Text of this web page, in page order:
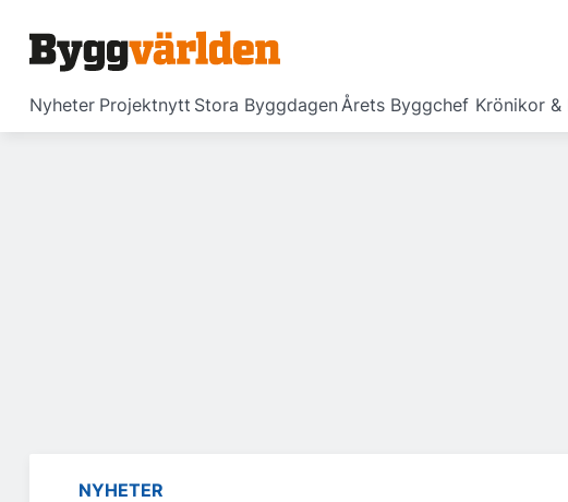
Nyheter Projektnytt Stora ByggdagenÅrets Byggchef Krönikor &
NYHETER